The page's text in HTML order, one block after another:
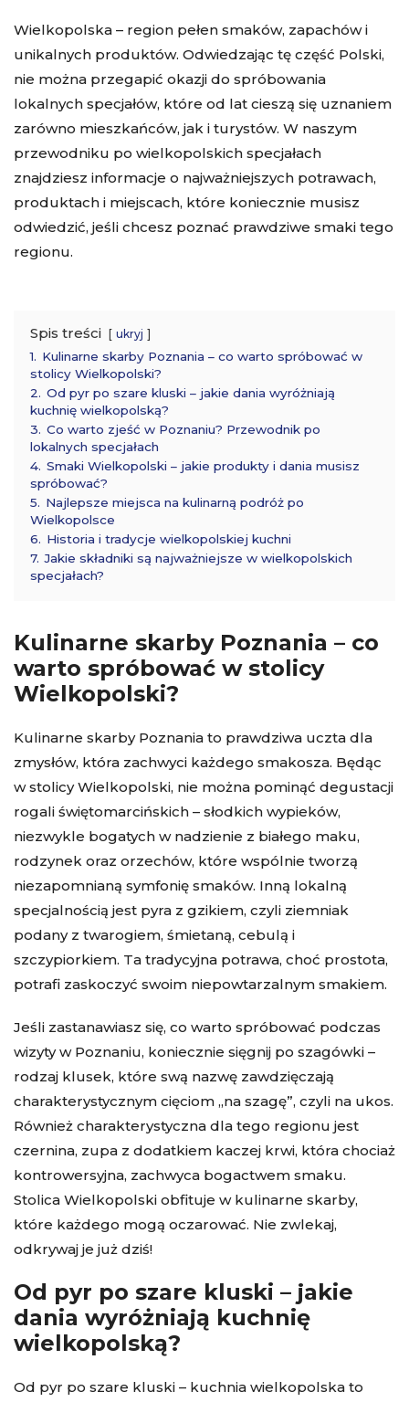
Wielkopolska – region pełen smaków, zapachów i
unikalnych produktów. Odwiedzając tę część Polski,
nie można przegapić okazji do spróbowania
lokalnych specjałów, które od lat cieszą się uznaniem
zarówno mieszkańców, jak i turystów. W naszym
przewodniku po wielkopolskich specjałach
znajdziesz informacje o najważniejszych potrawach,
produktach i miejscach, które koniecznie musisz
odwiedzić, jeśli chcesz poznać prawdziwe smaki tego
regionu.
Spis treści ukryj
1. Kulinarne skarby Poznania – co warto spróbować w
stolicy Wielkopolski?
2. Od pyr po szare kluski – jakie dania wyróżniają
kuchnię wielkopolską?
3. Co warto zjeść w Poznaniu? Przewodnik po
lokalnych specjałach
4. Smaki Wielkopolski – jakie produkty i dania musisz
spróbować?
5. Najlepsze miejsca na kulinarną podróż po
Wielkopolsce
6. Historia i tradycje wielkopolskiej kuchni
7. Jakie składniki są najważniejsze w wielkopolskich
specjałach?
Kulinarne skarby Poznania – co
warto spróbować w stolicy
Wielkopolski?
Kulinarne skarby Poznania to prawdziwa uczta dla
zmysłów, która zachwyci każdego smakosza. Będąc
w stolicy Wielkopolski, nie można pominąć degustacji
rogali świętomarcińskich – słodkich wypieków,
niezwykle bogatych w nadzienie z białego maku,
rodzynek oraz orzechów, które wspólnie tworzą
niezapomnianą symfonię smaków. Inną lokalną
specjalnością jest pyra z gzikiem, czyli ziemniak
podany z twarogiem, śmietaną, cebulą i
szczypiorkiem. Ta tradycyjna potrawa, choć prostota,
potrafi zaskoczyć swoim niepowtarzalnym smakiem.
Jeśli zastanawiasz się, co warto spróbować podczas
wizyty w Poznaniu, koniecznie sięgnij po szagówki –
rodzaj klusek, które swą nazwę zawdzięczają
charakterystycznym cięciom „na szagę”, czyli na ukos.
Również charakterystyczna dla tego regionu jest
czernina, zupa z dodatkiem kaczej krwi, która chociaż
kontrowersyjna, zachwyca bogactwem smaku.
Stolica Wielkopolski obfituje w kulinarne skarby,
które każdego mogą oczarować. Nie zwlekaj,
odkrywaj je już dziś!
Od pyr po szare kluski – jakie
dania wyróżniają kuchnię
wielkopolską?
Od pyr po szare kluski – kuchnia wielkopolska to